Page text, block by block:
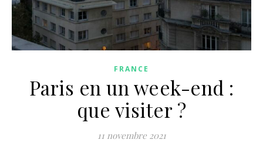
FRANCE
Paris en un week-end :
que visiter ?
11 novembre 2021